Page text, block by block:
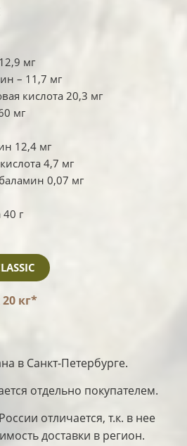
мг
– 11,7 мг
кислота 20,3 мг
мг
12,4 мг
4,7 мг
0,07 мг
г
кг*
в Санкт-Петербурге.
отдельно покупателем.
отличается, т.к. в нее
доставки в регион.